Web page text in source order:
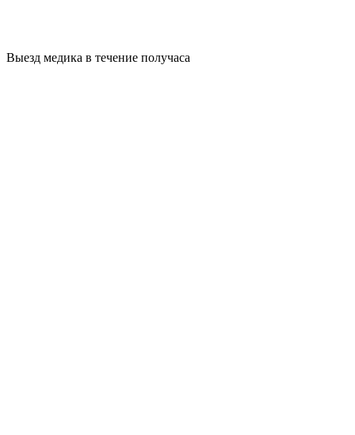
Выезд медика в течение получаса